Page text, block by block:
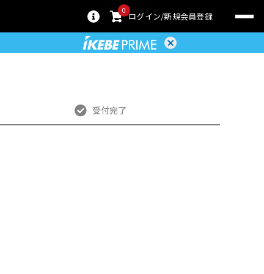
0
ログイン 新規会員登録
受付完了